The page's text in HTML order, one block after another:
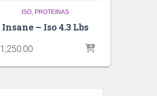
ISO PROTEINAS
Insane – Iso 4.3 Lbs
1,250.00